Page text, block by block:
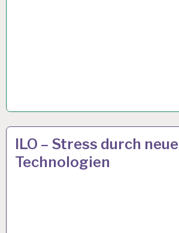
12-
STUNDEN-
ARBEITSTAG…
ILO – Stress durch neue
Technologien
19 APR. 2019